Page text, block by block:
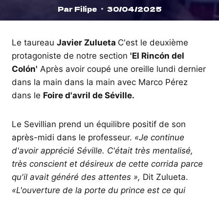
Par Filipe 30/04/2025
Le taureau Javier Zulueta C'est le deuxième
protagoniste de notre section 'El Rincón del
Colón' Après avoir coupé une oreille lundi dernier
dans la main dans la main avec Marco Pérez
dans le Foire d'avril de Séville.
Le Sevillian prend un équilibre positif de son
après-midi dans le professeur. «Je continue
d'avoir apprécié Séville. C'était très mentalisé,
très conscient et désireux de cette corrida parce
qu'il avait généré des attentes », Dit Zulueta.
«L'ouverture de la porte du prince est ce qui